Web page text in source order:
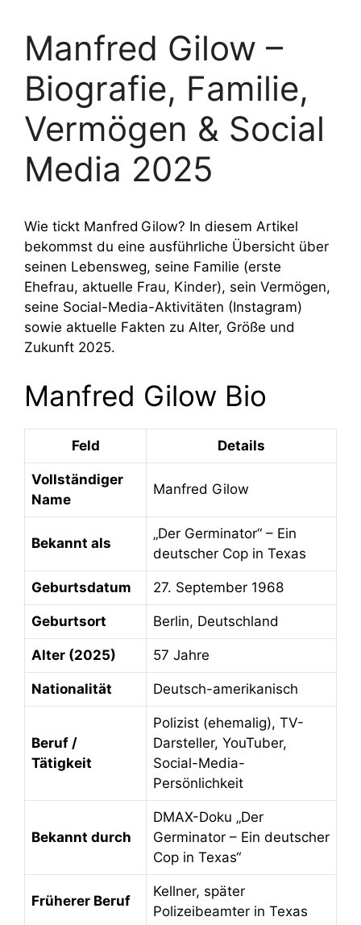
Manfred Gilow –
Biografie, Familie,
Vermögen & Social
Media 2025
Wie tickt Manfred Gilow? In diesem Artikel
bekommst du eine ausführliche Übersicht über
seinen Lebensweg, seine Familie (erste
Ehefrau, aktuelle Frau, Kinder), sein Vermögen,
seine Social-Media-Aktivitäten (Instagram)
sowie aktuelle Fakten zu Alter, Größe und
Zukunft 2025.
Manfred Gilow Bio
Feld Details
Vollständiger
Name
Manfred Gilow
Bekannt als
„Der Germinator“ – Ein
deutscher Cop in Texas
Geburtsdatum 27. September 1968
Geburtsort Berlin, Deutschland
Alter (2025) 57 Jahre
Nationalität Deutsch-amerikanisch
Beruf /
Tätigkeit
Polizist (ehemalig), TV-
Darsteller, YouTuber,
Social-Media-
Persönlichkeit
Bekannt durch
DMAX-Doku „Der
Germinator – Ein deutscher
Cop in Texas“
Früherer Beruf
Kellner, später
Polizeibeamter in Texas